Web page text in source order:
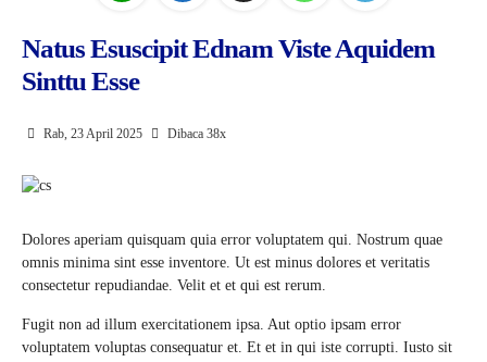
PJJ
Natus Esuscipit Ednam Viste Aquidem
Sinttu Esse
Rab, 23 April 2025 Dibaca 38x
Dolores aperiam quisquam quia error voluptatem qui. Nostrum quae
omnis minima sint esse inventore. Ut est minus dolores et veritatis
consectetur repudiandae. Velit et et qui est rerum.
Fugit non ad illum exercitationem ipsa. Aut optio ipsam error
voluptatem voluptas consequatur et. Et et in qui iste corrupti. Iusto sit